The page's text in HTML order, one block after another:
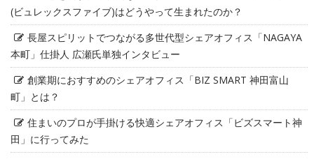
(ビュレックスファイブ)はどうやって生まれたのか？
長屋スピリットでつながる多世代型シェアオフィス「NAGAYA
本町」仕掛人 広瀬氏単独インタビュー
創業期におすすめのシェアオフィス「BIZ SMART 神田富山
町」とは？
住まいのプロが手掛ける快適シェアオフィス「ビズスマート神
田」に行ってみた